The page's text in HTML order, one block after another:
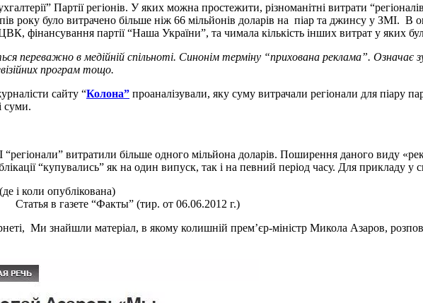
Партії регіонів. У яких можна простежити, різноманітні витрати
року було витрачено більше ніж 66 мільйонів доларів на піар та джинсу у ЗМІ. В
фінансування партії “Наша України”, та чимала кількість інших витрат у яких
переважно в медійній спільноті. Синонім терміну “прихована реклама”. Означає
програм тощо.
сайту “Колона” проаналізували, яку суму витрачали регіонали для піару
суми.
витратили більше одного мільйона доларів. Поширення даного виду
“купувались” як на один випуск, так і на певний період часу. Для прикладу у
коли опублікована)
в газете “Факты” (тир. от 06.06.2012 г.)
Ми знайшли матеріал, в якому колишній прем’єр-міністр Микола Азаров,